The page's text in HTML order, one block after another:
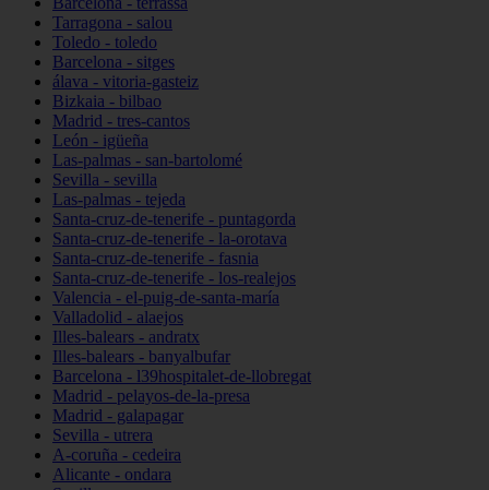
Tarragona - salou
Toledo - toledo
Barcelona - sitges
álava - vitoria-gasteiz
Bizkaia - bilbao
Madrid - tres-cantos
León - igüeña
Las-palmas - san-bartolomé
Sevilla - sevilla
Las-palmas - tejeda
Santa-cruz-de-tenerife - puntagorda
Santa-cruz-de-tenerife - la-orotava
Santa-cruz-de-tenerife - fasnia
Santa-cruz-de-tenerife - los-realejos
Valencia - el-puig-de-santa-maría
Valladolid - alaejos
Illes-balears - andratx
Illes-balears - banyalbufar
Barcelona - l39hospitalet-de-llobregat
Madrid - pelayos-de-la-presa
Madrid - galapagar
Sevilla - utrera
A-coruña - cedeira
Alicante - ondara